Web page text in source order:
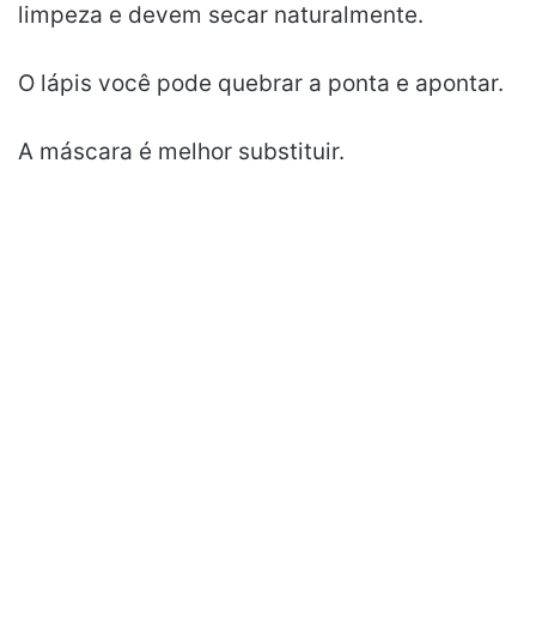
limpeza e devem secar naturalmente.
O lápis você pode quebrar a ponta e apontar.
A máscara é melhor substituir.